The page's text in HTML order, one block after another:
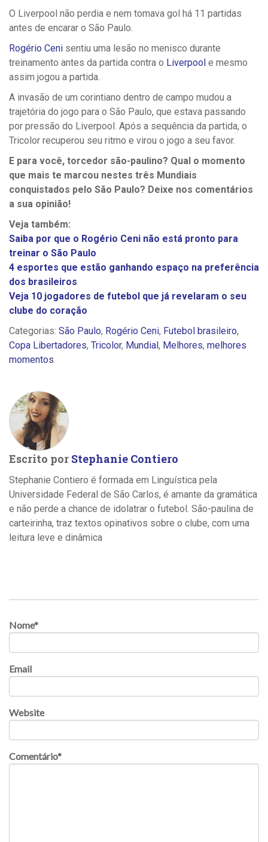
O Liverpool não perdia e nem tomava gol há 11 partidas
antes de encarar o São Paulo.
Rogério Ceni sentiu uma lesão no menisco durante
treinamento antes da partida contra o Liverpool e mesmo
assim jogou a partida.
A invasão de um corintiano dentro de campo mudou a
trajetória do jogo para o São Paulo, que estava passando
por pressão do Liverpool. Após a sequência da partida, o
Tricolor recuperou seu ritmo e virou o jogo a seu favor.
E para você, torcedor são-paulino? Qual o momento
que mais te marcou nestes três Mundiais
conquistados pelo São Paulo? Deixe nos comentários
a sua opinião!
Veja também:
Saiba por que o Rogério Ceni não está pronto para
treinar o São Paulo
4 esportes que estão ganhando espaço na preferência
dos brasileiros
Veja 10 jogadores de futebol que já revelaram o seu
clube do coração
Categorias: São Paulo, Rogério Ceni, Futebol brasileiro,
Copa Libertadores, Tricolor, Mundial, Melhores, melhores
momentos
Escrito por Stephanie Contiero
Stephanie Contiero é formada em Linguística pela
Universidade Federal de São Carlos, é amante da gramática
e não perde a chance de idolatrar o futebol. São-paulina de
carteirinha, traz textos opinativos sobre o clube, com uma
leitura leve e dinâmica
Nome*
Email
Website
Comentário*